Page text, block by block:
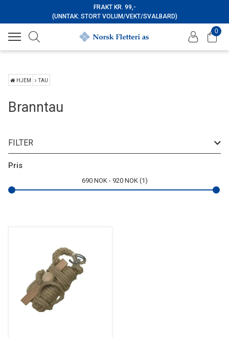
FRAKT KR. 99,-
(UNNTAK: STORT VOLUM/VEKT/SVALBARD)
0
HJEM TAU
Branntau
FILTER
Pris
690 NOK 920 NOK 1